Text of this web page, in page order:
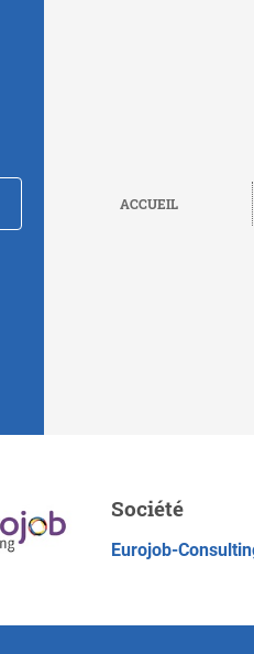
ACCUEIL
Strasbourg
Société
Eurojob-